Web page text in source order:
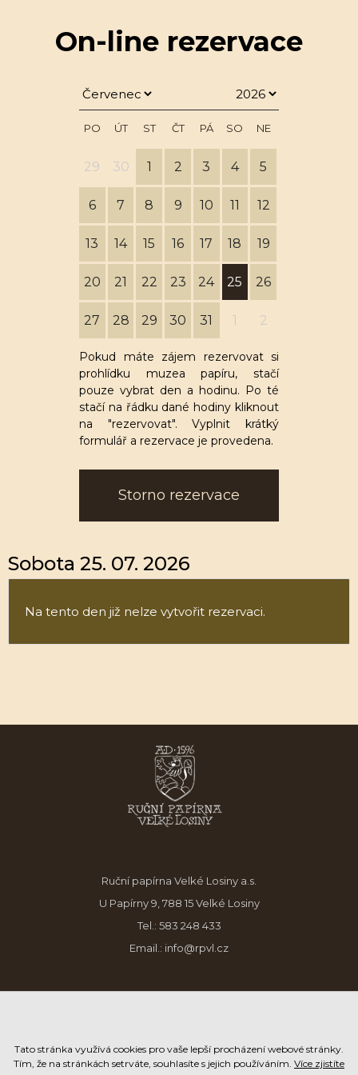
On-line rezervace
PO ÚT ST ČT PÁ SO NE
29 30 1 2 3 4 5
6 7 8 9 10 11 12
13 14 15 16 17 18 19
20 21 22 23 24 25 26
27 28 29 30 31 1 2
Pokud máte zájem rezervovat si
prohlídku muzea papíru, stačí
pouze vybrat den a hodinu. Po té
stačí na řádku dané hodiny kliknout
na "rezervovat". Vyplnit krátký
formulář a rezervace je provedena.
Storno rezervace
Sobota 25. 07. 2026
Na tento den již nelze vytvořit rezervaci.
Ruční papírna Velké Losiny a.s.
U Papírny 9, 788 15 Velké Losiny
Tel.: 583 248 433
Email.: info@rpvl.cz
Tato stránka využívá cookies pro vaše lepší procházení webové stránky.
Tím, že na stránkách setrváte, souhlasíte s jejich používáním. Více zjistíte